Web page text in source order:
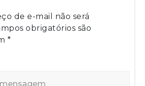
de e-mail não será
obrigatórios são
*